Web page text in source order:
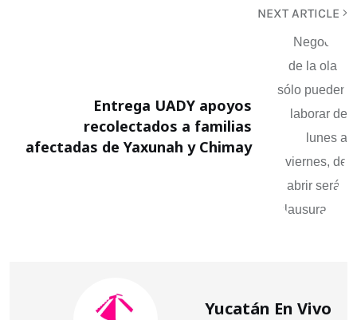
NEXT ARTICLE
Entrega UADY apoyos
recolectados a familias
afectadas de Yaxunah y Chimay
Yucatán En Vivo